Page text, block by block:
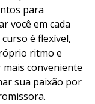
para
você em cada
é flexível,
ritmo e
conveniente
sua paixão por